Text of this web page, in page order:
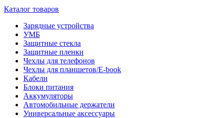
Каталог товаров
Зарядные устройства
УМБ
Защитные стекла
Защитные пленки
Чехлы для телефонов
Чехлы для планшетов/E-book
Кабели
Блоки питания
Аккумуляторы
Автомобильные держатели
Универсальные аксессуары